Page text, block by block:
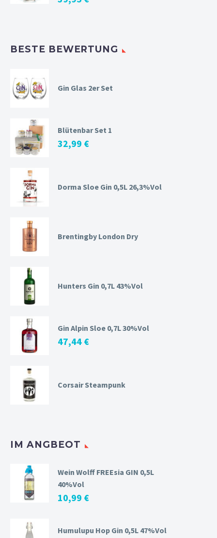
BESTE BEWERTUNG
Gin Glas 2er Set
Blütenbar Set 1
32,99 €
Dorma Sloe Gin 0,5L 26,3%Vol
Brentingby London Dry
Hunters Gin 0,7L 43%Vol
Gin Alpin Sloe 0,7L 30%Vol
47,44 €
Corsair Steampunk
IM ANGBEOT
Wein Wolff FREEsia GIN 0,5L
40%Vol
10,99 €
Humulupu Hop Gin 0,5L 47%Vol